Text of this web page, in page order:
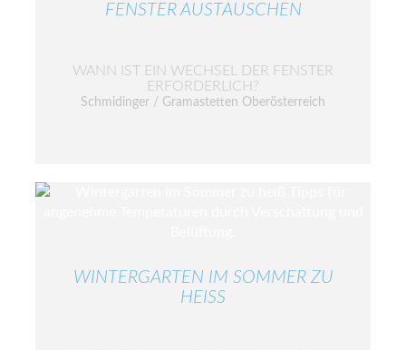
FENSTER AUSTAUSCHEN
WANN IST EIN WECHSEL DER FENSTER
ERFORDERLICH?
Schmidinger / Gramastetten Oberösterreich
WINTERGARTEN IM SOMMER ZU
HEISS